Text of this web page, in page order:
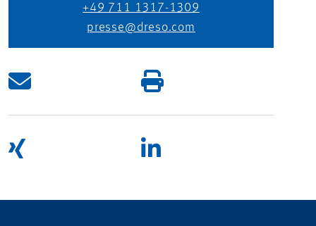
+49 711 1317-1309
presse@dreso.com